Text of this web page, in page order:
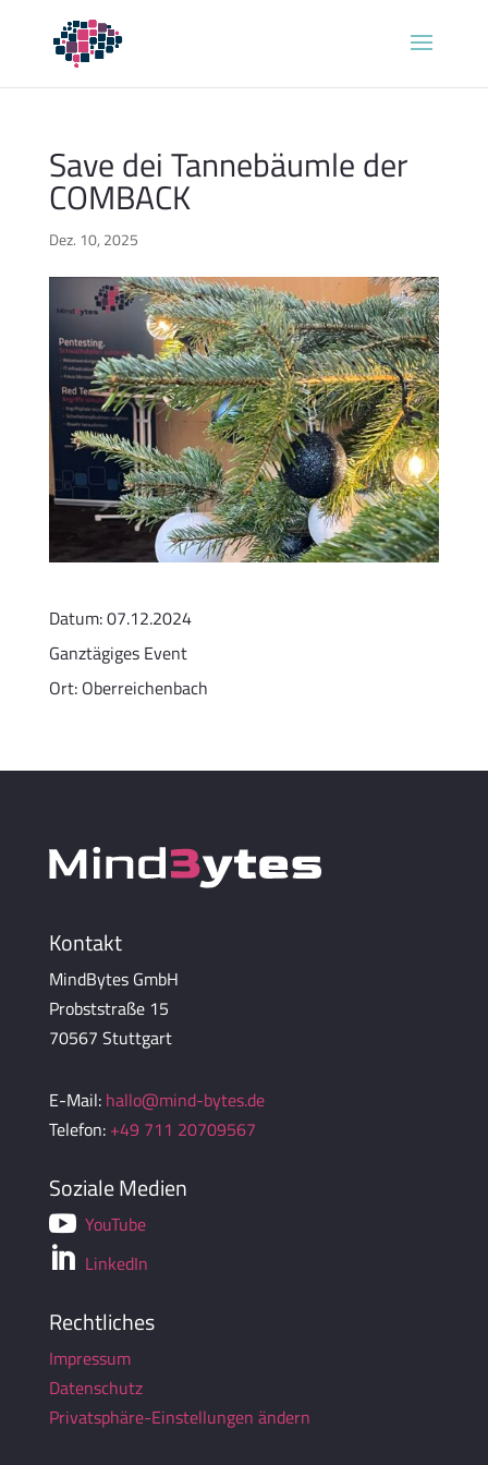
Save dei Tannebäumle der
COMBACK
Dez. 10, 2025
Datum:07.12.2024
Ganztägiges Event
Ort: Oberreichenbach
Kontakt
MindBytes GmbH
Probststraße 15
70567 Stuttgart
E-Mail: hallo@mind-bytes.de
Telefon: +49 711 20709567
Soziale Medien
YouTube
 LinkedIn
Rechtliches
Impressum
Datenschutz
Privatsphäre-Einstellungen ändern